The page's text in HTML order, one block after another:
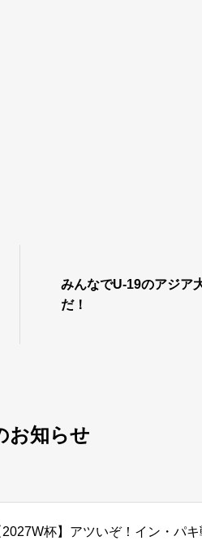
みんなでU-19のアジア
だ！
お知らせ